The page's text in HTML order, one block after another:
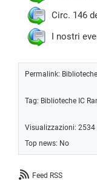
Circ. 146
I nostri
Permalink:
Tag: Biblioteche IC
Visualizzazioni: 2534
Top news: No
Feed RSS